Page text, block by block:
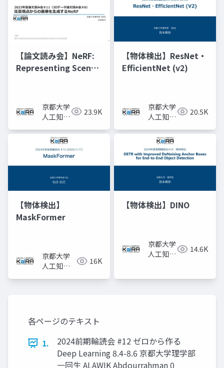
【論文読み会】NeRF:
Representing Scenes
Synthesis京都大学
人工知能
KaiRA
23.9K
【物体検出】ResNet・
EfficientNet (v2)
京都大学
人工知能
KaiRA
20.5K
【物体検出】
MaskFormer
京都大学
人工知能
16K
【物体検出】DINO
京都大学
人工知能
14.6K
各ページのテキスト
1.
2024前期輪読会 #12 ゼロから作る
Deep Learning 8.4-8.6 京都大学理学部
一回生 ALAWIK Abdourrahman 0